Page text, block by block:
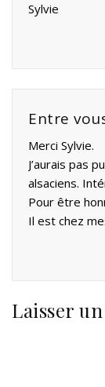
Sylvie
Entre
Merci Sylvie.
J’aurais pas
alsaciens.
Pour être
Il est chez
Laisser